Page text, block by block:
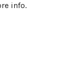
info.